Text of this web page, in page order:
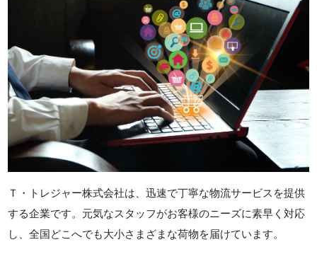
Ｔ・トレジャー株式会社は、迅速で丁寧な物流サービスを提供
する企業です。元気なスタッフがお客様のニーズに素早く対応
し、全国どこへでも大小さまざまな荷物を届けています。